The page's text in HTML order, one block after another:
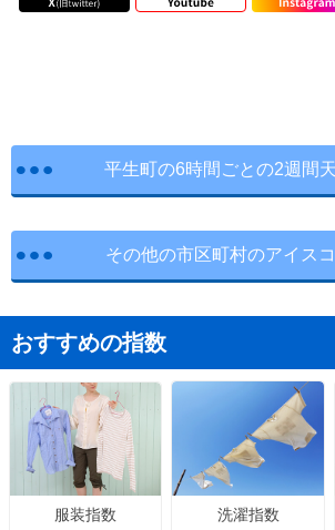
平生町の6時間ごとの2週間
その他の市区町村のアイス
おすすめの指数
服装指数 洗濯指数